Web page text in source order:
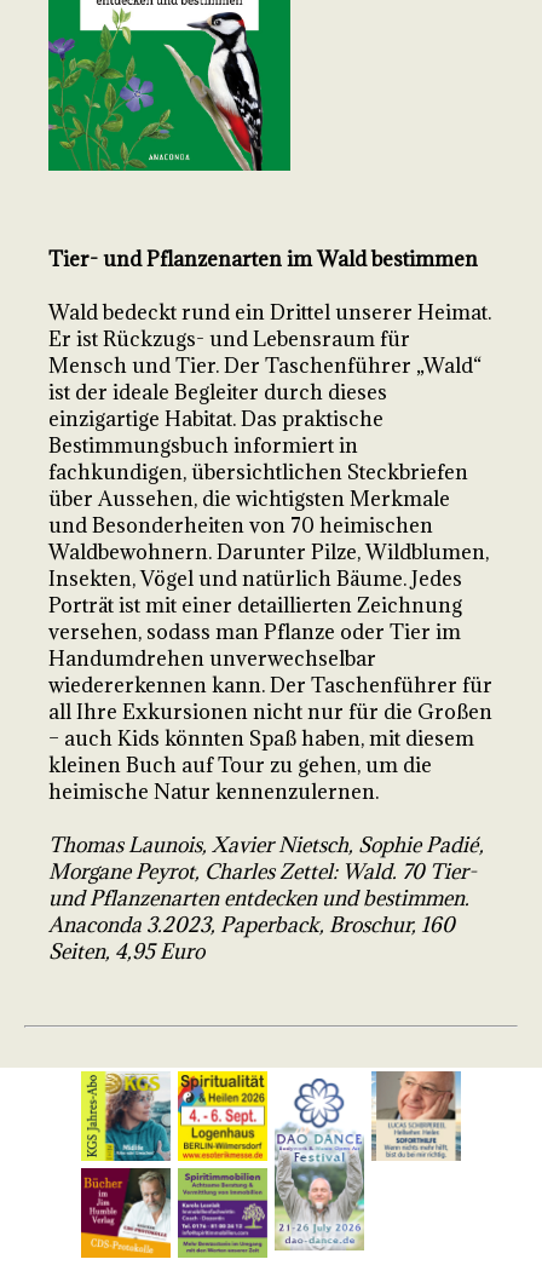
Tier- und Pflanzenarten im Wald bestimmen
Wald bedeckt rund ein Drittel unserer Heimat.
Er ist Rückzugs- und Lebensraum für
Mensch und Tier. Der Taschenführer „Wald“
ist der ideale Begleiter durch dieses
einzigartige Habitat. Das praktische
Bestimmungsbuch informiert in
fachkundigen, übersichtlichen Steckbriefen
über Aussehen, die wichtigsten Merkmale
und Besonderheiten von 70 heimischen
Waldbewohnern. Darunter Pilze, Wildblumen,
Insekten, Vögel und natürlich Bäume. Jedes
Porträt ist mit einer detaillierten Zeichnung
versehen, sodass man Pflanze oder Tier im
Handumdrehen unverwechselbar
wiedererkennen kann. Der Taschenführer für
all Ihre Exkursionen nicht nur für die Großen
– auch Kids könnten Spaß haben, mit diesem
kleinen Buch auf Tour zu gehen, um die
heimische Natur kennenzulernen.
Thomas Launois, Xavier Nietsch, Sophie Padié,
Morgane Peyrot, Charles Zettel: Wald. 70 Tier-
und Pflanzenarten entdecken und bestimmen.
Anaconda 3.2023, Paperback, Broschur, 160
Seiten, 4,95 Euro